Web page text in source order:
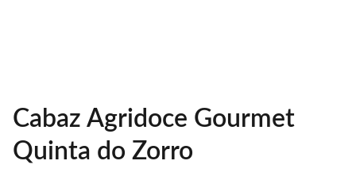
Cabaz Agridoce Gourmet
Quinta do Zorro